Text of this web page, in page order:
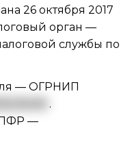
26 октября 2017
орган —
службы по
— ОГРНИП
.
ПФР —